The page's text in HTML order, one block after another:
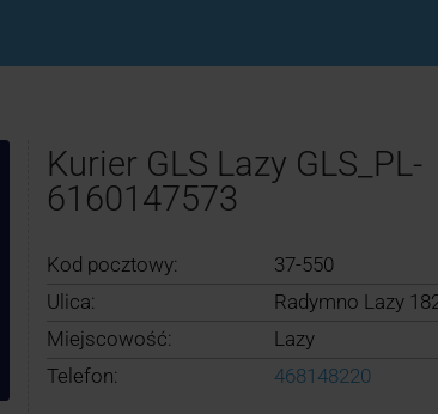
Kurier GLS Lazy GLS_PL-
6160147573
Kod pocztowy:
37-550
Ulica:
Radymno Lazy
Miejscowość:
Lazy
Telefon:
468148220